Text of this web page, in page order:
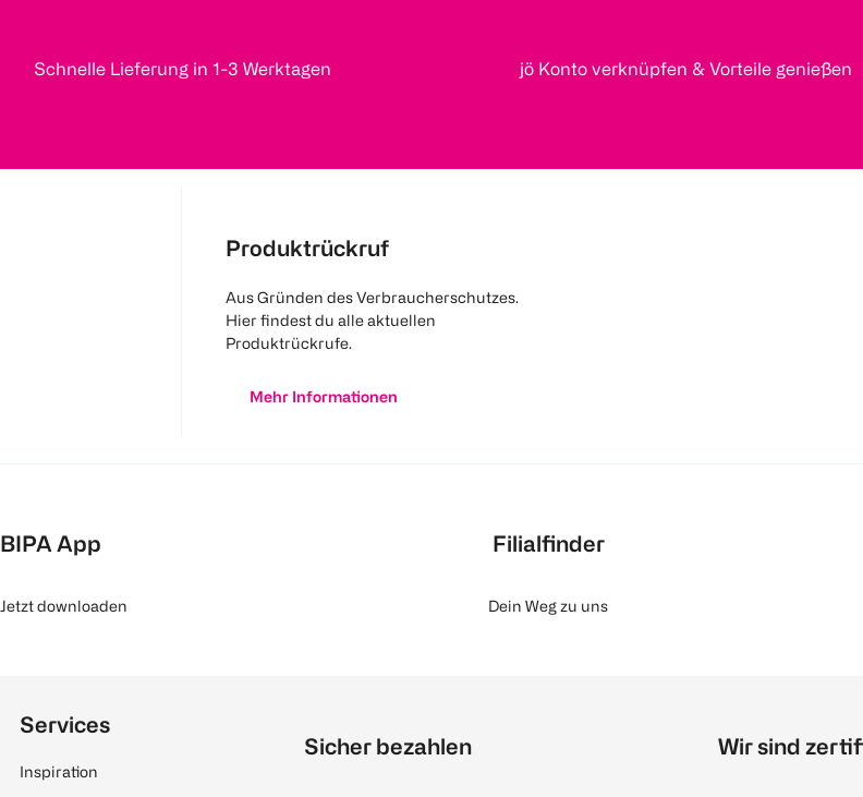
Schnelle Lieferung in 1-3 Werktagen jö Konto verknüpfen & Vorteile genießen
Produktrückruf
Aus Gründen des Verbraucherschutzes.
Hier findest du alle aktuellen
Produktrückrufe.
Mehr Informationen
BIPA App
Jetzt downloaden
Filialfinder
Dein Weg zu uns
Services
Inspiration
Sicher bezahlen Wir sind